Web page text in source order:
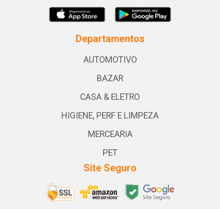
Departamentos
AUTOMOTIVO
BAZAR
CASA & ELETRO
HIGIENE, PERF E LIMPEZA
MERCEARIA
PET
Site Seguro